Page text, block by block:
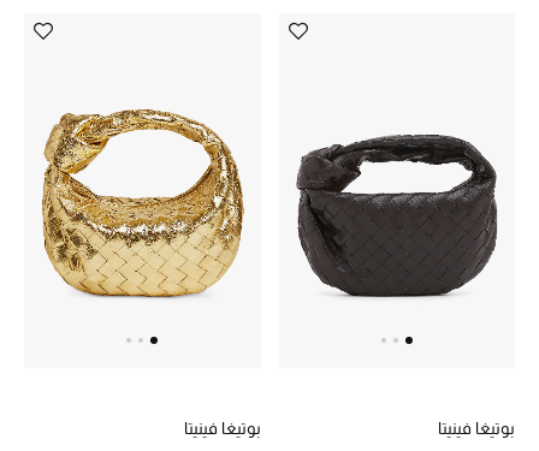
المجوهرات
عرض كل التنزيلات
أبرز المصممين
مجوهرات فاخرة للنساء
بوتيغا فينيتا
بوتيغا فينيتا